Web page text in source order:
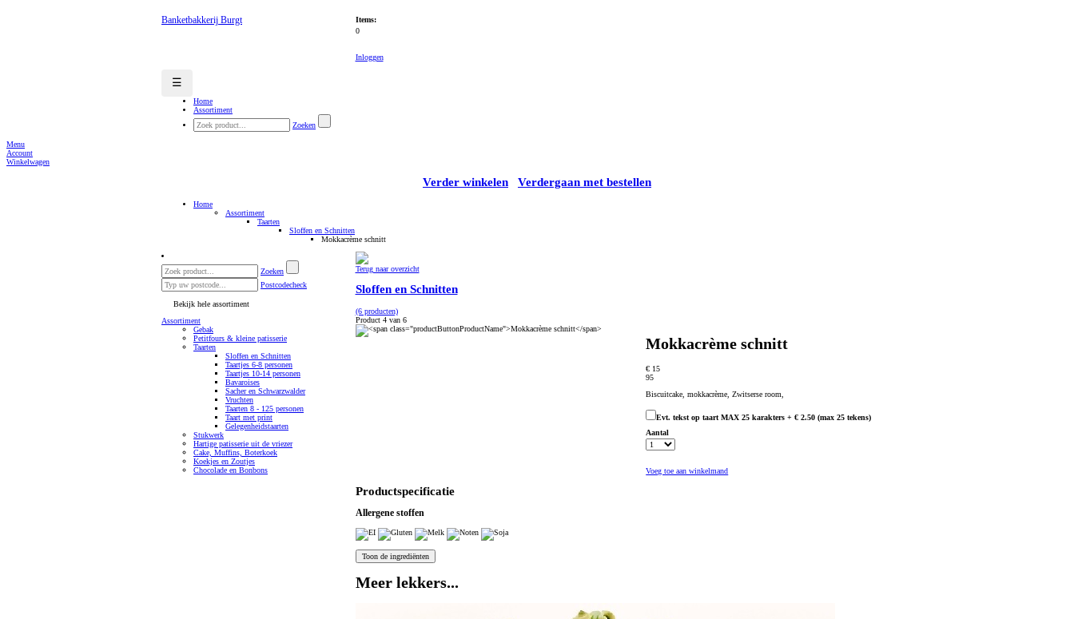
Banketbakkerij Burgt
Items:
0
Inloggen
☰
Home
Assortiment
Zoeken
Menu
Account
Winkelwagen
Verder winkelen Verdergaan met bestellen
Home
Assortiment
Taarten
Sloffen en Schnitten
Mokkacrème schnitt
Zoeken
Postcodecheck
Bekijk hele assortiment
Assortiment
Gebak
Petitfours & kleine patisserie
Taarten
Sloffen en Schnitten
Taartjes 6-8 personen
Taartjes 10-14 personen
Bavaroises
Sacher en Schwarzwalder
Vruchten
Taarten 8 - 125 personen
Taart met print
Gelegenheidstaarten
Stukwerk
Hartige patisserie uit de vriezer
Cake, Muffins, Boterkoek
Koekjes en Zoutjes
Chocolade en Bonbons
Terug naar overzicht
Sloffen en Schnitten
(6 producten)
Product 4 van 6
Mokkacrème schnitt
€ 15
95
Biscuitcake, mokkacrème, Zwitserse room,
Evt. tekst op taart MAX 25 karakters + € 2.50 (max 25 tekens)
Aantal
Voeg toe aan winkelmand
Productspecificatie
Allergene stoffen
Meer lekkers...